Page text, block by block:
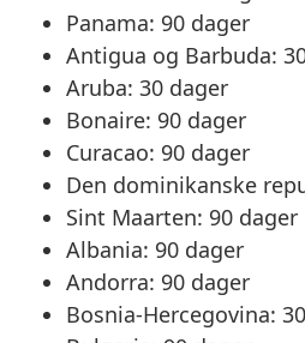
Panama: 90 dager
Antigua og Barbuda:
Aruba: 30 dager
Bonaire: 90 dager
Curacao: 90 dager
Den dominikanske
Sint Maarten: 90 dager
Albania: 90 dager
Andorra: 90 dager
Bosnia-Hercegovina: